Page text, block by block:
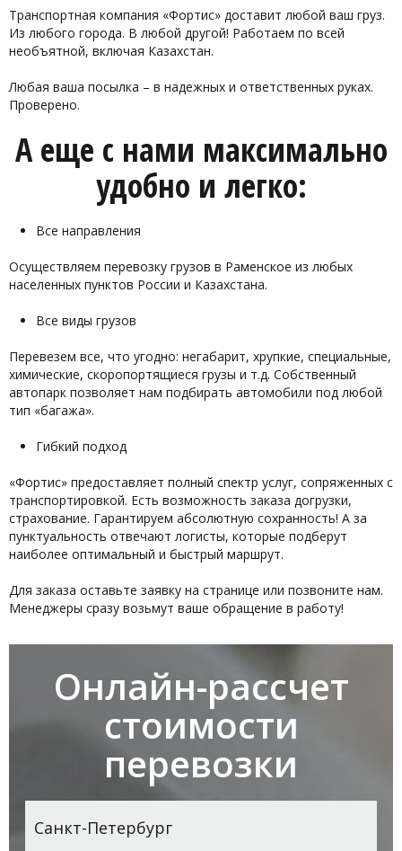
Транспортная компания «Фортис» доставит любой ваш груз.
Из любого города. В любой другой! Работаем по всей
необъятной, включая Казахстан.
Любая ваша посылка – в надежных и ответственных руках.
Проверено.
А еще с нами максимально
удобно и легко:
Все направления
Осуществляем перевозку грузов в Раменское из любых
населенных пунктов России и Казахстана.
Все виды грузов
Перевезем все, что угодно: негабарит, хрупкие, специальные,
химические, скоропортящиеся грузы и т.д. Собственный
автопарк позволяет нам подбирать автомобили под любой
тип «багажа».
Гибкий подход
«Фортис» предоставляет полный спектр услуг, сопряженных с
транспортировкой. Есть возможность заказа догрузки,
страхование. Гарантируем абсолютную сохранность! А за
пунктуальность отвечают логисты, которые подберут
наиболее оптимальный и быстрый маршрут.
Для заказа оставьте заявку на странице или позвоните нам.
Менеджеры сразу возьмут ваше обращение в работу!
Онлайн-рассчет
стоимости
перевозки